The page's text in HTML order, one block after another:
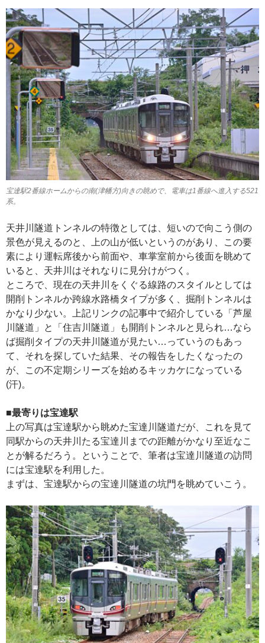
宝達駅2番線ホームからの南(津幡方)向きの眺めで、電車は1番線へ進入する521
系。
天井川隧道トンネルの特徴としては、短いので向こう側の
景色が見えるのと、上の山が低いというのがあり、この要
素により運転席後から前面や、車掌室前から後面を眺めて
いると、天井川はそれなりに見分けがつく。
ところで、現在の天井川をくぐる線路のスタイルとしては
開削トンネルか跨線水路橋タイプが多く、掘削トンネルは
かなり少ない。上記リンクの記事中で紹介している「芦屋
川隧道」と「住吉川隧道」も開削トンネルと見られ…なら
ば掘削タイプの天井川隧道が見たい…っていうのもあっ
て、それを探していた結果、その報告をしたくなったの
が、この不定期シリーズを始めるキッカケになっている
(汗)。
■最寄りは宝達駅
上の写真は宝達駅から眺めた宝達川隧道だが、これを見て
同駅からの天井川たる宝達川までの距離がかなり至近なこ
とが解るだろう。ということで、筆者は宝達川隧道の訪問
には宝達駅を利用した。
まずは、宝達駅からの宝達川隧道の坑門を眺めていこう。